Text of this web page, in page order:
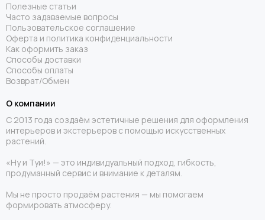
Полезные статьи
Часто задаваемые вопросы
Пользовательское соглашение
Оферта и политика конфиденциальности
Как оформить заказ
Способы доставки
Способы оплаты
Возврат/Обмен
О компании
С 2013 года создаём эстетичные решения для оформления
интерьеров и экстерьеров с помощью искусственных
растений.
«Ну и Туи!» — это индивидуальный подход, гибкость,
продуманный сервис и внимание к деталям.
Мы не просто продаём растения — мы помогаем
формировать атмосферу.